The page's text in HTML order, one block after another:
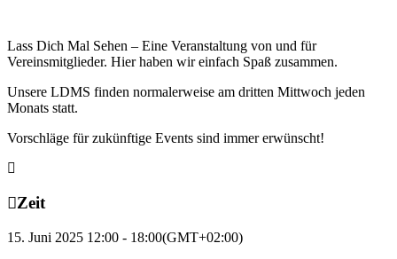
Lass Dich Mal Sehen – Eine Veranstaltung von und für
Vereinsmitglieder. Hier haben wir einfach Spaß zusammen.
Unsere LDMS finden normalerweise am dritten Mittwoch jeden
Monats statt.
Vorschläge für zukünftige Events sind immer erwünscht!
Zeit
15. Juni 2025 12:00 - 18:00(GMT+02:00)